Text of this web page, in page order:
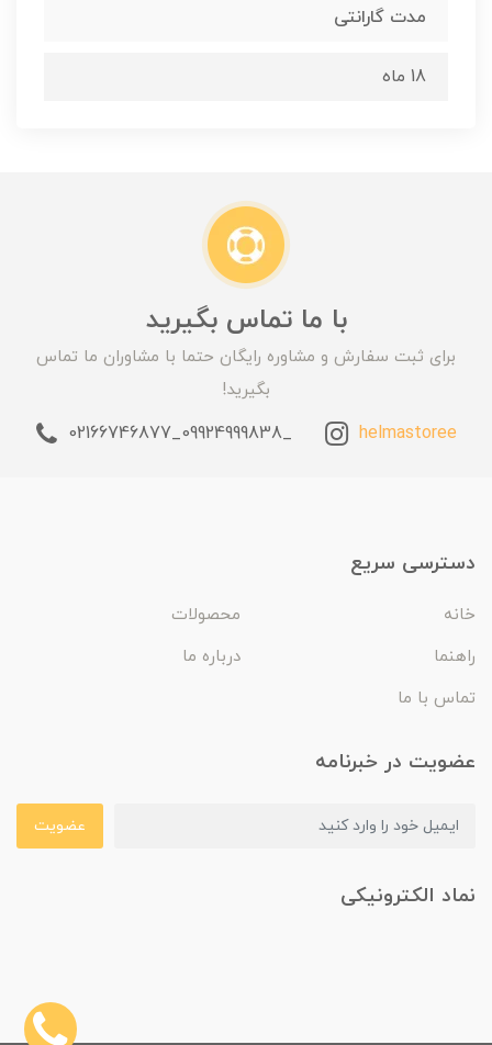
مدت گارانتی
18 ماه
با ما تماس بگیرید
برای ثبت سفارش و مشاوره رایگان حتما با مشاوران ما تماس
بگیرید!
helmastoree
_09924999838_02166746877
دسترسی سریع
خانه
محصولات
راهنما
درباره ما
تماس با ما
عضویت در خبرنامه
عضویت
نماد الکترونیکی